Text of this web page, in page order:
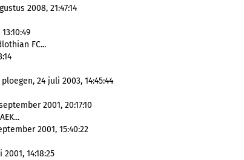
2008, 21:47:14
FC...
24 juli 2003, 14:45:44
2001, 20:17:10
2001, 15:40:22
14:18:25